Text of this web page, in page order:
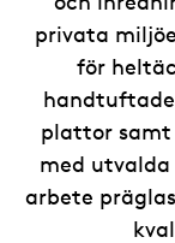
privata
för
plattor
med
arbete